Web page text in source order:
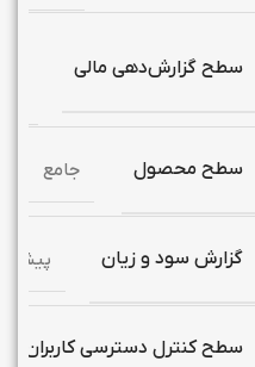
سطح گزارش‌دهی مالی
سطح محصول جامع
گزارش‌ سود و زیان
سطح کنترل دسترسی کاربران